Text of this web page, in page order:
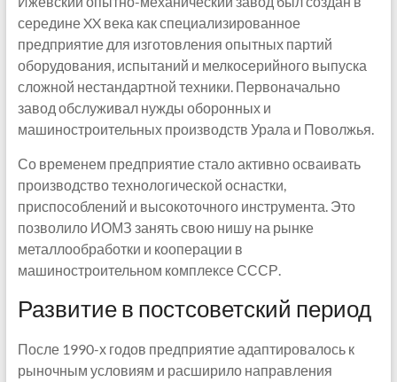
середине XX века как специализированное
предприятие для изготовления опытных партий
оборудования, испытаний и мелкосерийного выпуска
сложной нестандартной техники. Первоначально
завод обслуживал нужды оборонных и
машиностроительных производств Урала и Поволжья.
Со временем предприятие стало активно осваивать
производство технологической оснастки,
приспособлений и высокоточного инструмента. Это
позволило ИОМЗ занять свою нишу на рынке
металлообработки и кооперации в
машиностроительном комплексе СССР.
Развитие в постсоветский период
После 1990-х годов предприятие адаптировалось к
рыночным условиям и расширило направления